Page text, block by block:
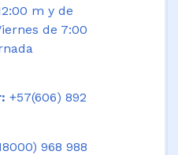
m y de
de 7:00
+57(606) 892
968 988